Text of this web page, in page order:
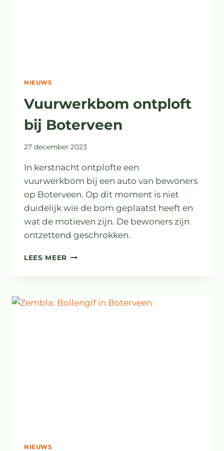
NIEUWS
Vuurwerkbom ontploft
bij Boterveen
27 december 2023
In kerstnacht ontplofte een
vuurwerkbom bij een auto van bewoners
op Boterveen. Op dit moment is niet
duidelijk wie de bom geplaatst heeft en
wat de motieven zijn. De bewoners zijn
ontzettend geschrokken.
LEES MEER VUURWERKBOM
NIEUWS